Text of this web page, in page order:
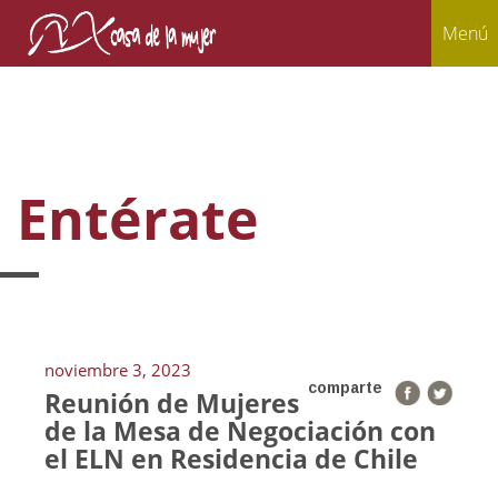
Menú
Entérate
noviembre 3, 2023
comparte
Reunión de Mujeres
de la Mesa de Negociación con
el ELN en Residencia de Chile